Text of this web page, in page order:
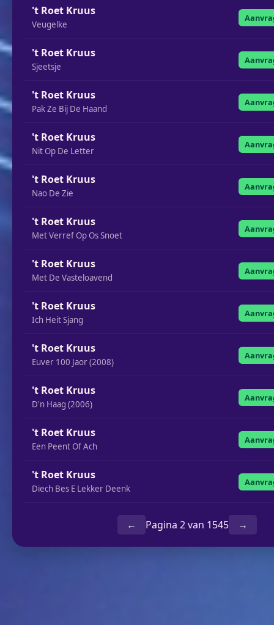
't Roet Kruus
Veugelke
't Roet Kruus
Sjeetsje
't Roet Kruus
Pak Ze Bij De Haand
't Roet Kruus
Nit Op De Letter
't Roet Kruus
Nao De Zie
't Roet Kruus
Met Verref Op Os Snoet
't Roet Kruus
Met De Vasteloavend
't Roet Kruus
Ich Heit Sjang
't Roet Kruus
Euver 100 Jaor (2008)
't Roet Kruus
D'n Haag (2006)
't Roet Kruus
Een Peent Of Ach
't Roet Kruus
Diech Bes E Lekker Deenk
← Pagina 2 van 1545 →